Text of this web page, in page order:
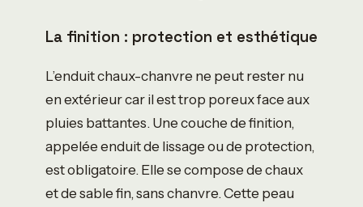
La finition : protection et esthétique
L’enduit chaux-chanvre ne peut rester nu
en extérieur car il est trop poreux face aux
pluies battantes. Une couche de finition,
appelée enduit de lissage ou de protection,
est obligatoire. Elle se compose de chaux
et de sable fin, sans chanvre. Cette peau